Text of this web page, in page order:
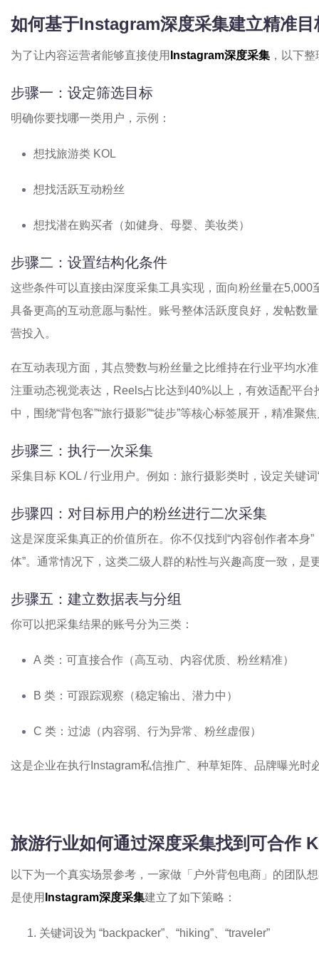
如何基于Instagram深度采集建立精准目
为了让内容运营者能够直接使用 Instagram深度采集 ，以下
步骤一：设定筛选目标
明确你要找哪一类用户，示例：
想找旅游类 KOL
想找活跃互动粉丝
想找潜在购买者（如健身、母婴、美妆类）
步骤二：设置结构化条件
这些条件可以直接由深度采集工具实现，面向粉丝量在
具备更高的互动意愿与黏性。账号整体活跃度良好，发帖数
营投入。
在互动表现方面，其点赞数与粉丝量之比维持在行业平均水
注重动态视觉表达，Reels占比达到40%以上，有效适配平
中，围绕“背包客”“旅行摄影”“徒步”等核心标签展开，精准聚
步骤三：执行一次采集
采集目标 KOL / 行业用户。例如：旅行摄影类时，设定关键词
步骤四：对目标用户的粉丝进行二次采集
这是深度采集真正的价值所在。你不仅找到“内容创作者本身
体”。通常情况下，这类二级人群的粘性与兴趣高度一致，是
步骤五：建立数据表与分组
你可以把采集结果的账号分为三类：
A 类：可直接合作（高互动、内容优质、粉丝精准）
B 类：可跟踪观察（稳定输出、潜力中）
C 类：过滤（内容弱、行为异常、粉丝虚假）
这是企业在执行Instagram私信推广、种草矩阵、品牌曝光时
旅游行业如何通过深度采集找到可合作
以下为一个真实场景参考，一家做「户外背包电商」的团队
是使用 Instagram深度采集建立了如下策略：
关键词设为 “backpacker”、“hiking”、“traveler”